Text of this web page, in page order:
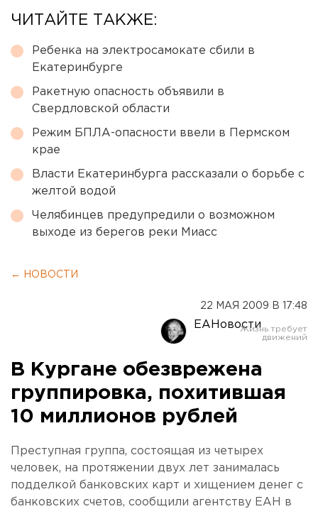
ЧИТАЙТЕ ТАКЖЕ:
Ребенка на электросамокате сбили в
Екатеринбурге
Ракетную опасность объявили в
Свердловской области
Режим БПЛА-опасности ввели в Пермском
крае
Власти Екатеринбурга рассказали о борьбе с
желтой водой
Челябинцев предупредили о возможном
выходе из берегов реки Миасс
← НОВОСТИ
22 МАЯ 2009 В 17:48
ЕАНовости
В Кургане обезврежена
группировка, похитившая
10 миллионов рублей
Преступная группа, состоящая из четырех
человек, на протяжении двух лет занималась
подделкой банковских карт и хищением денег с
банковских счетов, сообщили агентству ЕАН в